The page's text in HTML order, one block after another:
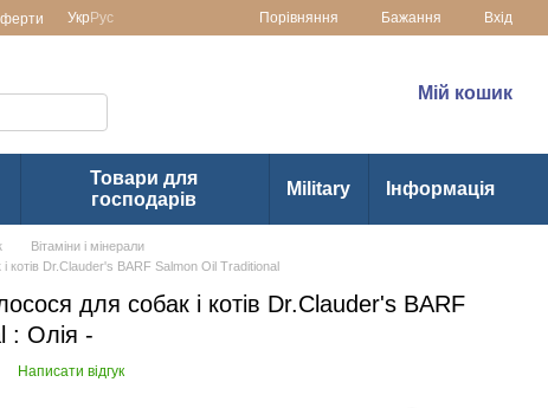
Укр Рус Порівняння Бажання Вхід
Мій кошик
Товари для
господарів
Military Інформація
Вітаміни і мінерали
котів Dr.Clauder's BARF Salmon Oil Traditional
для собак і котів Dr.Clauder's BARF
: Олія -
Написати відгук